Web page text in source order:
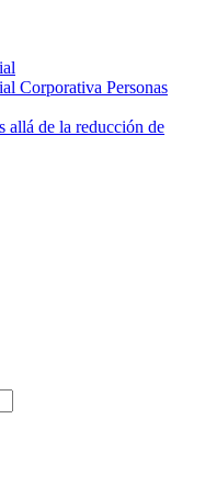
Corporativa Personas
de la reducción de